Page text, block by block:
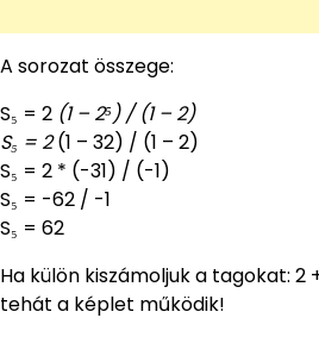
A sorozat összege:
S₅ = 2 (1 – 2⁵) / (1 – 2)
S₅ = 2(1 – 32) / (1 – 2)
S₅ = 2 * (-31) / (-1)
S₅ = -62 / -1
S₅ = 62
Ha külön kiszámoljuk a tagokat: 2
tehát a képlet működik!